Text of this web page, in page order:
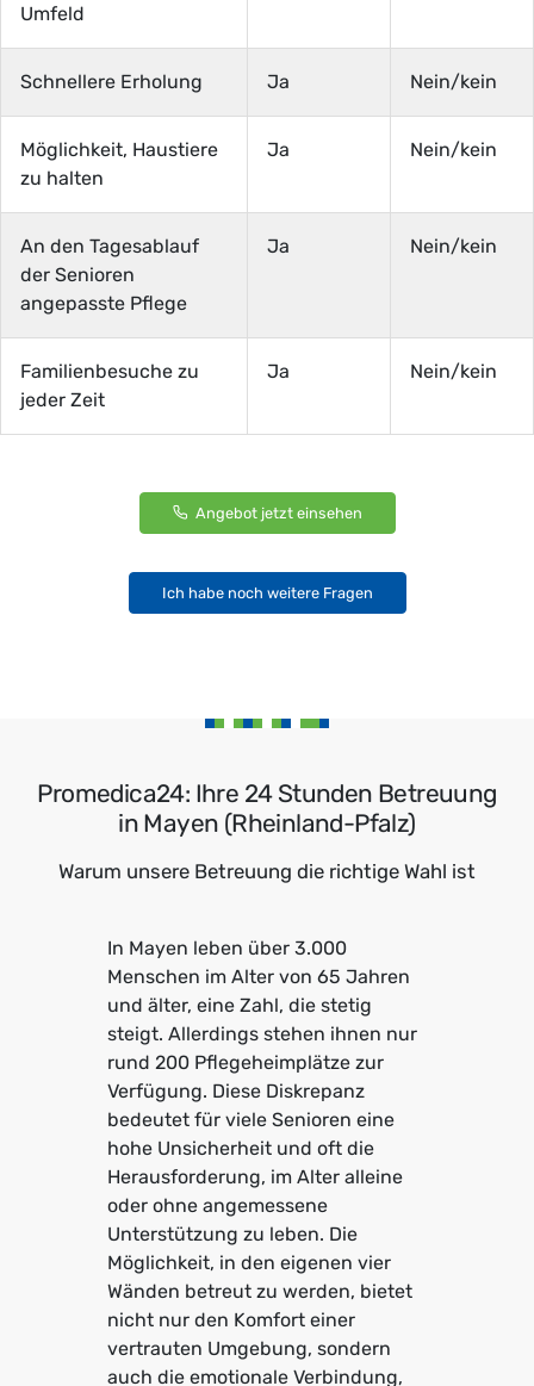
Umfeld
Schnellere Erholung Ja Nein/kein
Möglichkeit, Haustiere
zu halten
Ja Nein/kein
An den Tagesablauf
der Senioren
angepasste Pflege
Ja Nein/kein
Familienbesuche zu
jeder Zeit
Ja Nein/kein
Angebot jetzt einsehen
Ich habe noch weitere Fragen
Promedica24: Ihre 24 Stunden Betreuung
in Mayen (Rheinland-Pfalz)
Warum unsere Betreuung die richtige Wahl ist
In Mayen leben über 3.000
Menschen im Alter von 65 Jahren
und älter, eine Zahl, die stetig
steigt. Allerdings stehen ihnen nur
rund 200 Pflegeheimplätze zur
Verfügung. Diese Diskrepanz
bedeutet für viele Senioren eine
hohe Unsicherheit und oft die
Herausforderung, im Alter alleine
oder ohne angemessene
Unterstützung zu leben. Die
Möglichkeit, in den eigenen vier
Wänden betreut zu werden, bietet
nicht nur den Komfort einer
vertrauten Umgebung, sondern
auch die emotionale Verbindung,